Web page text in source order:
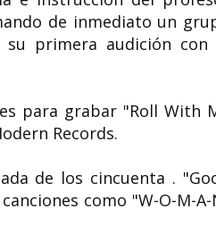
de inmediato un
su primera audición con
para grabar "Roll With
Records.
de los cincuenta .
como "W-O-M-A-